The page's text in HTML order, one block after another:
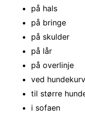
på hals
på bringe
på skulder
på lår
på overlinje
ved
til større
i sofaen